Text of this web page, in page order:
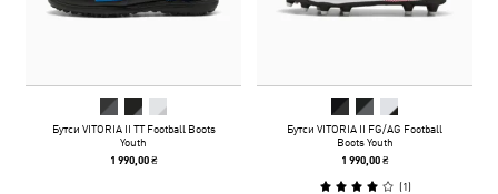
Бутси VITORIA II TT Football Boots
Youth
1 990,00 ₴
Бутси VITORIA II FG/AG Football
Boots Youth
1 990,00 ₴
(1)